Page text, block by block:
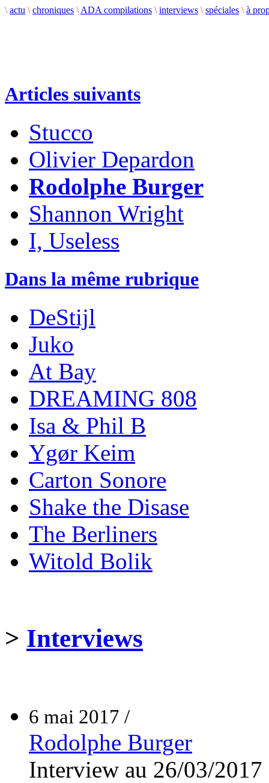
\ actu \ chroniques \ ADA compilations \ interviews \ spéciales \ à
Articles suivants
Stucco
Olivier Depardon
Rodolphe Burger
Shannon Wright
I, Useless
Dans la même rubrique
DeStijl
Juko
At Bay
DREAMING 808
Isa & Phil B
Ygør Keim
Carton Sonore
Shake the Disase
The Berliners
Witold Bolik
> Interviews
6 mai 2017 /
Rodolphe Burger
Interview au 26/03/2017